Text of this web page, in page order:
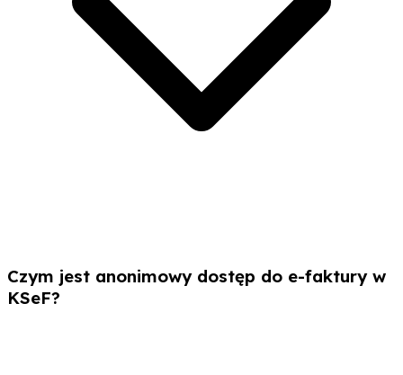
Czym jest anonimowy dostęp do e-faktury w
KSeF?